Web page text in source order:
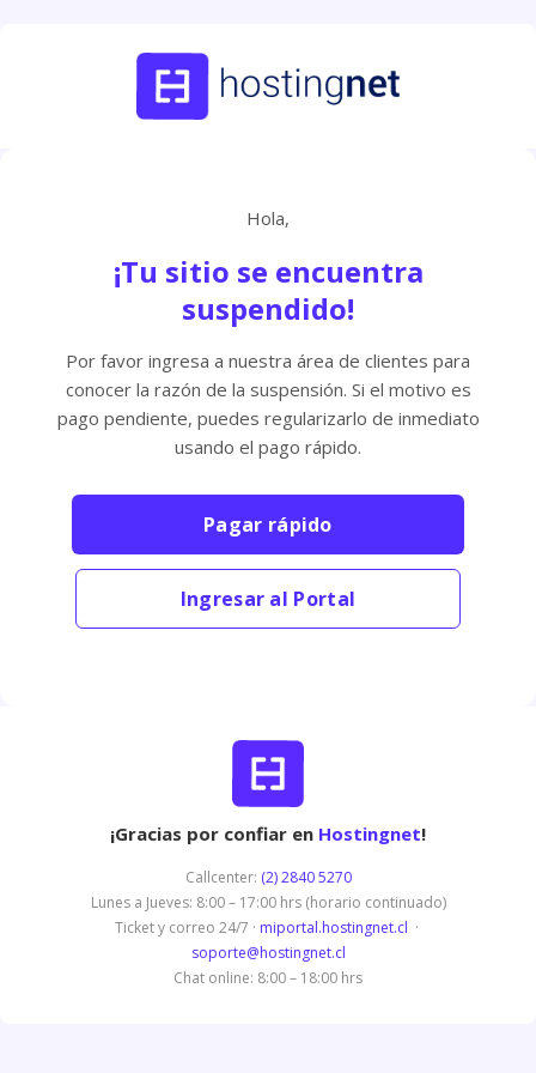
Hola,
¡Tu sitio se encuentra
suspendido!
Por favor ingresa a nuestra área de clientes para
conocer la razón de la suspensión. Si el motivo es
pago pendiente, puedes regularizarlo de inmediato
usando el pago rápido.
Pagar rápido
Ingresar al Portal
¡Gracias por confiar en Hostingnet!
Callcenter: (2) 2840 5270
Lunes a Jueves: 8:00 – 17:00 hrs (horario continuado)
Ticket y correo 24/7 · miportal.hostingnet.cl ·
soporte@hostingnet.cl
Chat online: 8:00 – 18:00 hrs